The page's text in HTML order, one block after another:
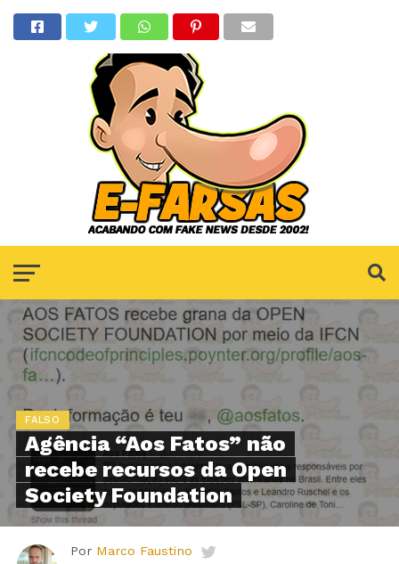
FALSO
Agência “Aos Fatos” não
recebe recursos da Open
Society Foundation
Por Marco Faustino